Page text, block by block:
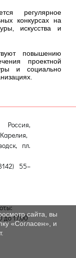
регулярное
конкурсах на
искусства и
повышению
проектной
и социально
пл.
55–
до 17.00сайта, вы
«Согласен», и